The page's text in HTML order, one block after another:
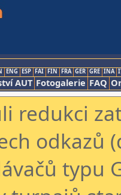
ENG ESP FAI FIN FRA GER GRE INA
AUT Fotogalerie FAQ
redukci
odkazů
typu